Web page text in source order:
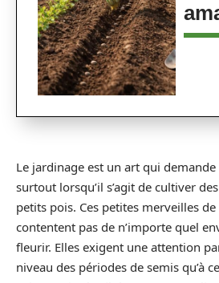
Le jardinage est un art qui
surtout lorsqu’il s’agit de cultiver
petits pois. Ces petites merveilles
contentent pas de n’importe quel
fleurir. Elles exigent une attention
niveau des périodes de semis qu’à